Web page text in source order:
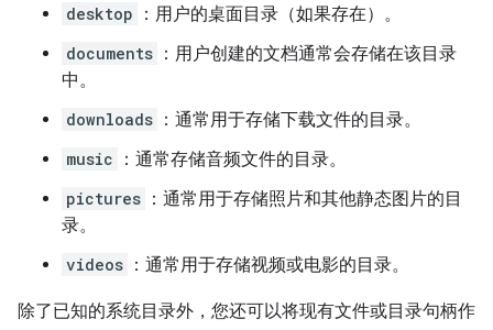
desktop ：用户的桌面目录（如果存在）。
documents ：用户创建的文档通常会存储在该目录
中。
downloads ：通常用于存储下载文件的目录。
music ：通常存储音频文件的目录。
pictures ：通常用于存储照片和其他静态图片的目
录。
videos ：通常用于存储视频或电影的目录。
除了已知的系统目录外，您还可以将现有文件或目录句柄作